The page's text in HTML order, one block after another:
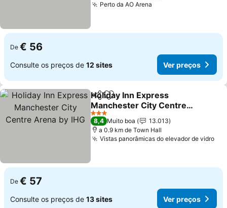
Perto da AO Arena
De € 56
Consulte os preços de 12 sites Ver preços
PartilharAdicionar aos favoritos
Holiday Inn Express
Manchester City Centre
Arena by IHG
3 Estrelas
8,4 Muito boa
13.013
a 0.9 km de Town Hall
Vistas panorâmicas do elevador de vidro
De € 57
Consulte os preços de 13 sites Ver preços